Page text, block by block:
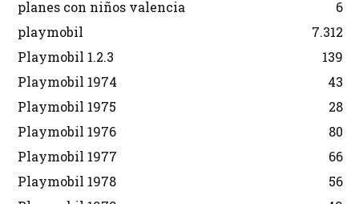
planes con niños valencia
6
playmobil
7.312
Playmobil 1.2.3
139
Playmobil 1974
43
Playmobil 1975
28
Playmobil 1976
80
Playmobil 1977
66
Playmobil 1978
56